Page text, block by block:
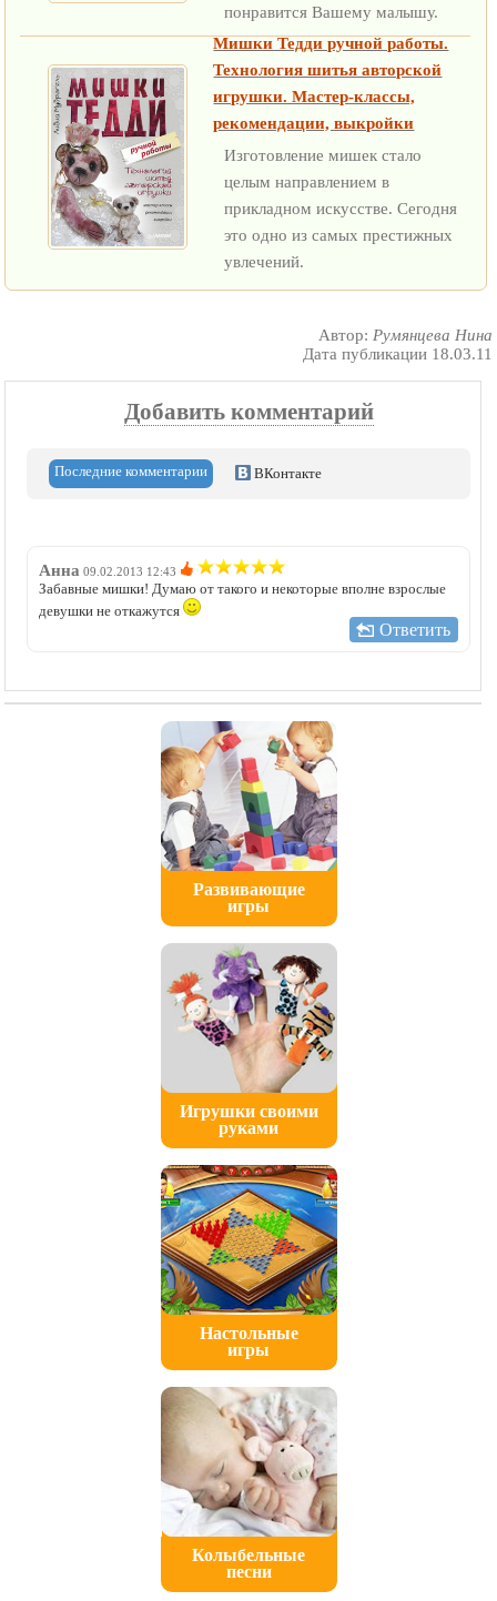
понравится Вашему малышу.
Мишки Тедди ручной работы.
Технология шитья авторской
игрушки. Мастер-классы,
рекомендации, выкройки
Изготовление мишек стало
целым направлением в
прикладном искусстве. Сегодня
это одно из самых престижных
увлечений.
Автор: Румянцева Нина
Дата публикации 18.03.11
Добавить комментарий
Последние комментарии ВКонтакте
Анна 09.02.2013 12:43
Забавные мишки! Думаю от такого и некоторые вполне взрослые
девушки не откажутся
Ответить
Развивающие
игры
Игрушки своими
руками
Настольные
игры
Колыбельные
песни